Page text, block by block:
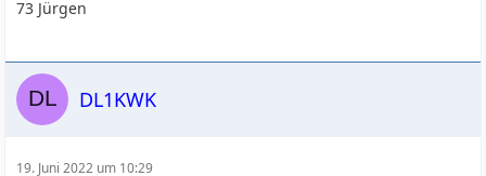
73 Jürgen
DL1KWK
19. Juni 2022 um 10:29